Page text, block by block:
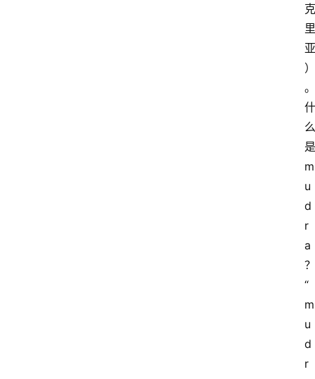
克
里
亚
）
。
什
么
是
m
u
d
r
a
？
“
m
u
d
r